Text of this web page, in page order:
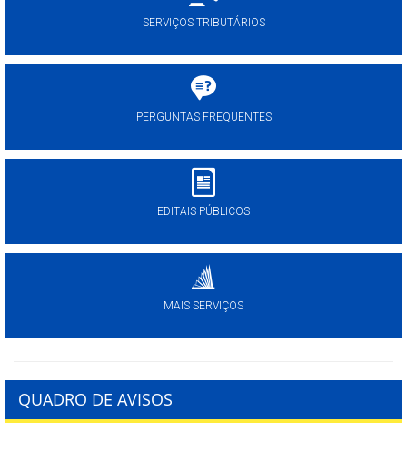
SERVIÇOS TRIBUTÁRIOS
PERGUNTAS FREQUENTES
EDITAIS PÚBLICOS
MAIS SERVIÇOS
QUADRO DE AVISOS